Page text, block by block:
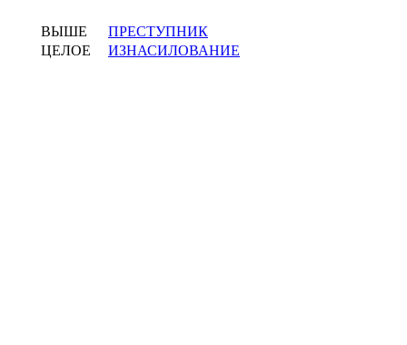
ВЫШЕ
ПРЕСТУПНИК
ЦЕЛОЕ
ИЗНАСИЛОВАНИЕ